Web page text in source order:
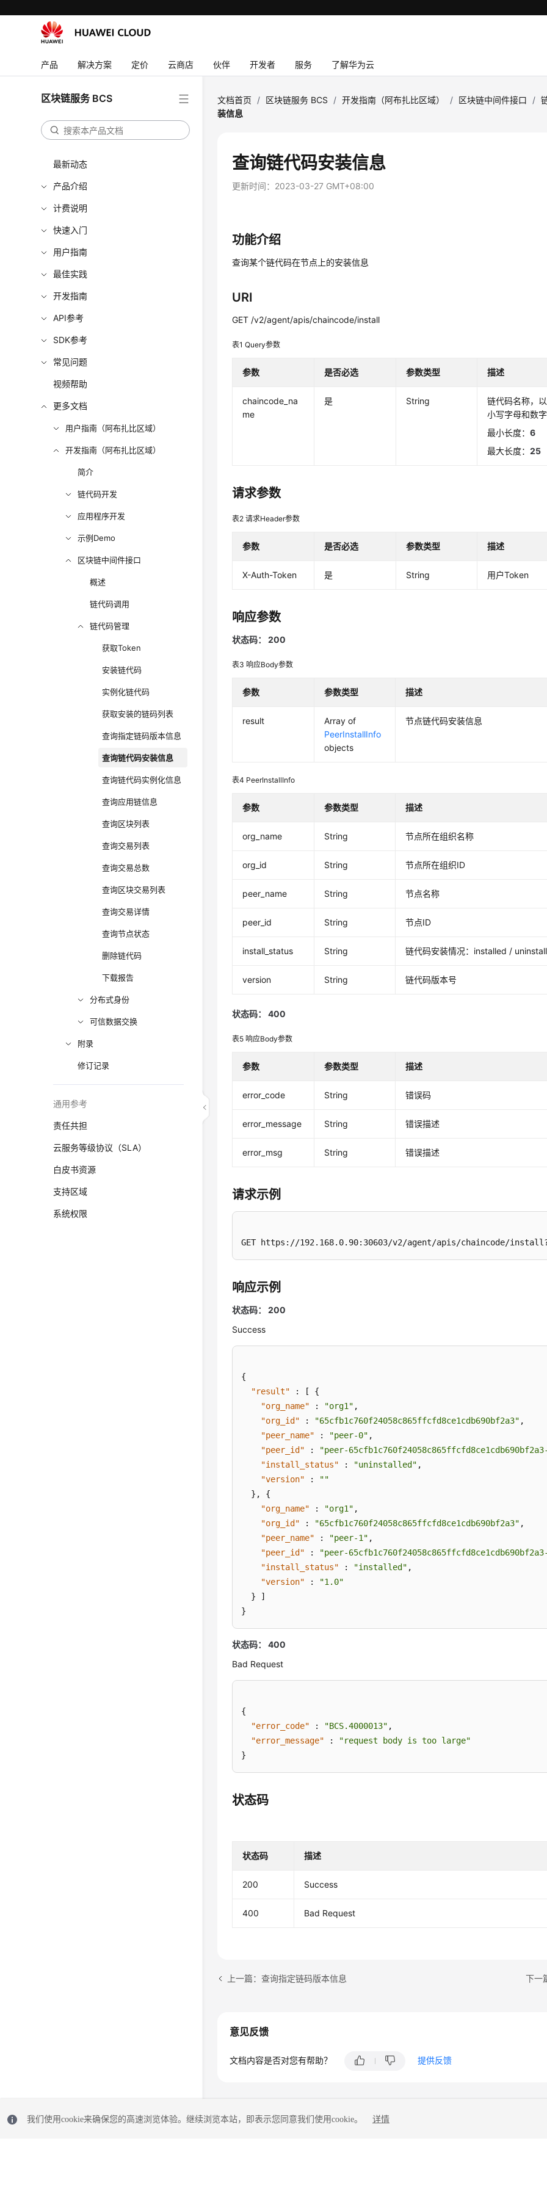
产品 解决方案 定价 云商店 伙伴 开发者 服务 了解华为云
区块链服务 BCS
最新动态
产品介绍
计费说明
快速入门
用户指南
最佳实践
开发指南
API参考
SDK参考
常见问题
视频帮助
更多文档
用户指南（阿布扎比区域）
开发指南（阿布扎比区域）
简介
链代码开发
应用程序开发
示例Demo
区块链中间件接口
概述
链代码调用
链代码管理
获取Token
安装链代码
实例化链代码
获取安装的链码列表
查询指定链码版本信息
查询链代码安装信息
查询链代码实例化信息
查询应用链信息
查询区块列表
查询交易列表
查询交易总数
查询区块交易列表
查询交易详情
查询节点状态
删除链代码
下载报告
分布式身份
可信数据交换
附录
修订记录
通用参考
责任共担
云服务等级协议（SLA）
白皮书资源
支持区域
系统权限
文档首页 / 区块链服务 BCS / 开发指南（阿布扎比区域） / 区块链中间件接口 /
装信息
查询链代码安装信息
更新时间： 2023-03-27 GMT+08:00
功能介绍
查询某个链代码在节点上的安装信息
URI
GET /v2/agent/apis/chaincode/install
表1Query参数
参数 是否必选 参数类型 描述
chaincode_na
me
是 String
链代码名称，
小写字母和数
最小长度：6
最大长度：25
请求参数
表2请求Header参数
参数 是否必选 参数类型 描述
X-Auth-Token 是 String 用户Token
响应参数
状态码： 200
表3响应Body参数
参数 参数类型 描述
result
Array of
PeerInstallInfo
objects
节点链代码安装信息
表4 PeerInstallInfo
参数 参数类型 描述
org_name String 节点所在组织名称
org_id String 节点所在组织ID
peer_name String 节点名称
peer_id String 节点ID
install_status String 链代码安装情况：installed /
version String 链代码版本号
状态码： 400
表5响应Body参数
参数 参数类型 描述
error_code String 错误码
error_message String 错误描述
error_msg String 错误描述
请求示例
GET https://192.168.0.90:30603/v2/agent/apis/chaincode/
响应示例
状态码： 200
Success
{
"result"
: [
{
"org_name"
: "org1" ,
"org_id"
: "65cfb1c760f24058c865ffcfd8ce1cdb690bf2a3" ,
"peer_name"
: "peer-0" ,
"peer_id"
:
"peer-
"install_status"
: "uninstalled" ,
"version"
:
""
} ,
{
"org_name"
: "org1" ,
"org_id"
: "65cfb1c760f24058c865ffcfd8ce1cdb690bf2a3" ,
"peer_name"
: "peer-1" ,
"peer_id"
:
"peer-
"install_status"
: "installed" ,
"version"
:
"1.0"
}
]
}
状态码： 400
Bad Request
{
"error_code"
: "BCS.4000013" ,
"error_message"
:
"request body is too large"
}
状态码
状态码 描述
200 Success
400 Bad Request
上一篇：查询指定链码版本信息 下一
意见反馈
文档内容是否对您有帮助？ 提供反馈
我们使用cookie来确保您的高速浏览体验。继续浏览本站，即表示您同意我们使用cookie。 详情